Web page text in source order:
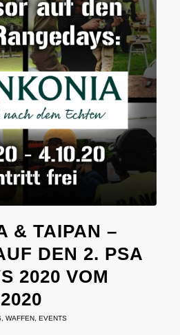
& TAIPAN –
DEN 2. PSA
2020 VOM
, WAFFEN, EVENTS